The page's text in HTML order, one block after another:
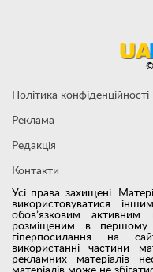
Усі права захищені.
використовуватися
обов’язковим активним
розміщеним в першому
гіперпосилання на
використанні частини
рекламних матеріалів
Політика конфіденційності
Реклама
Редакція
Контакти
©